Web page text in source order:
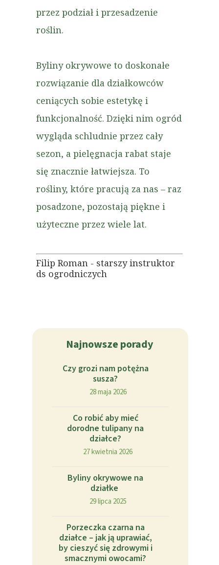
Najnowsze porady
Czy grozi nam potężna
susza?
28 maja 2026
Co robić aby mieć
dorodne tulipany na
działce?
27 kwietnia 2026
Byliny okrywowe na
działke
29 lipca 2025
Porzeczka czarna na
działce – jak ją uprawiać,
by cieszyć się zdrowymi i
smacznymi owocami?
przez podział i przesadzenie
roślin.
Byliny okrywowe to doskonałe
rozwiązanie dla działkowców
ceniących sobie estetykę i
funkcjonalność. Dzięki nim ogród
wygląda schludnie przez cały
sezon, a pielęgnacja rabat staje
się znacznie łatwiejsza. To
rośliny, które pracują za nas – raz
posadzone, pozostają piękne i
użyteczne przez wiele lat.
Filip Roman - starszy instruktor
ds ogrodniczych